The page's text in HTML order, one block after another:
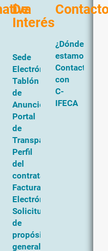
De
Interés
Sede
Electrónica
Tablón
de
Anuncios
Portal
de
Transparencia
Perfil
del
contratante
Factura
Electrónica
Solicitud
de
propósito
general
¿Dónde
estamos?
Contacta
con
C-
IFECA